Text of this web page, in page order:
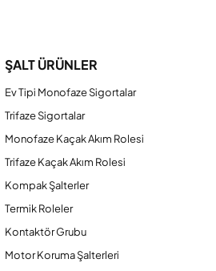
ŞALT ÜRÜNLER
Ev Tipi Monofaze Sigortalar
Trifaze Sigortalar
Monofaze Kaçak Akım Rolesi
Trifaze Kaçak Akım Rolesi
Kompak Şalterler
Termik Roleler
Kontaktör Grubu
Motor Koruma Şalterleri